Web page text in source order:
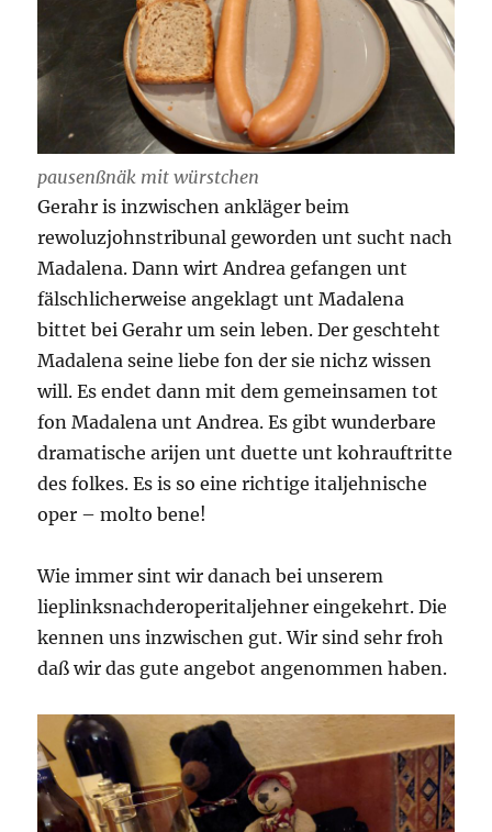
pausenßnäk mit würstchen
Gerahr is inzwischen ankläger beim
rewoluzjohnstribunal geworden unt sucht nach
Madalena. Dann wirt Andrea gefangen unt
fälschlicherweise angeklagt unt Madalena
bittet bei Gerahr um sein leben. Der geschteht
Madalena seine liebe fon der sie nichz wissen
will. Es endet dann mit dem gemeinsamen tot
fon Madalena unt Andrea. Es gibt wunderbare
dramatische arijen unt duette unt kohrauftritte
des folkes. Es is so eine richtige italjehnische
oper – molto bene!
Wie immer sint wir danach bei unserem
lieplinksnachderoperitaljehner eingekehrt. Die
kennen uns inzwischen gut. Wir sind sehr froh
daß wir das gute angebot angenommen haben.